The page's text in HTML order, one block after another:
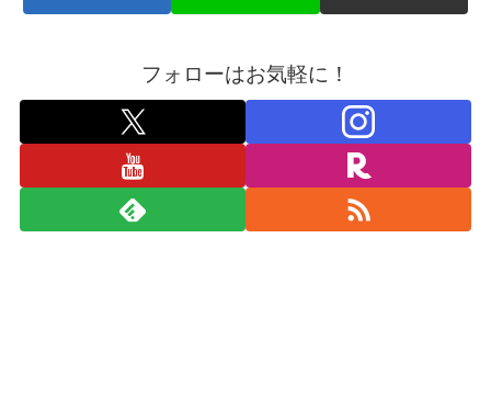
フォローはお気軽に！